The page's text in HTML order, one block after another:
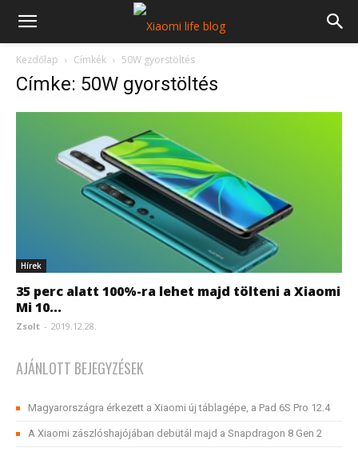
Kezdőlap Címkék 50W gyorstöltés
Címke: 50W gyorstöltés
Hírek
35 perc alatt 100%-ra lehet majd tölteni a Xiaomi
Mi 10...
Zsolt - 2019.12.28.
AJÁNLOTT BEJEGYZÉSEK
Magyarországra érkezett a Xiaomi új táblagépe, a Pad 6S Pro 12.4
A Xiaomi zászlóshajójában debütál majd a Snapdragon 8 Gen 2